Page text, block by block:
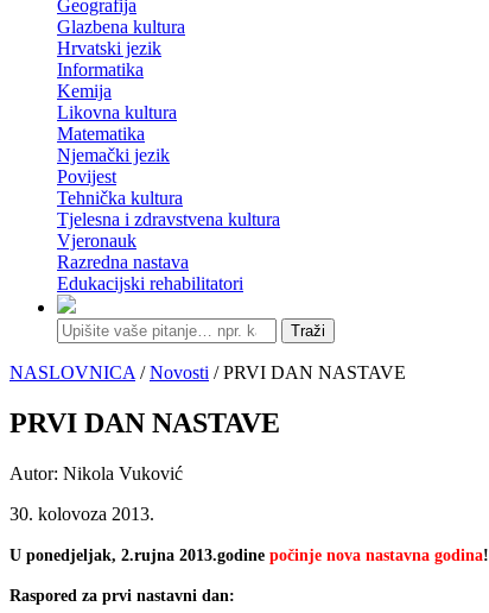
Geografija
Glazbena kultura
Hrvatski jezik
Informatika
Kemija
Likovna kultura
Matematika
Njemački jezik
Povijest
Tehnička kultura
Tjelesna i zdravstvena kultura
Vjeronauk
Razredna nastava
Edukacijski rehabilitatori
Traži
NASLOVNICA /Novosti / PRVI DAN NASTAVE
PRVI DAN NASTAVE
Autor: Nikola Vuković
30. kolovoza 2013.
U ponedjeljak, 2.rujna 2013.godine počinje nova nastavna godina!
Raspored za prvi nastavni dan: